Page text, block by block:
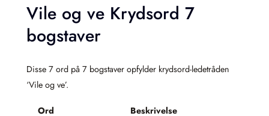
Vile og ve Krydsord 7
bogstaver
Disse 7 ord på 7 bogstaver opfylder krydsord-ledetråden
‘Vile og ve’.
Ord Beskrivelse